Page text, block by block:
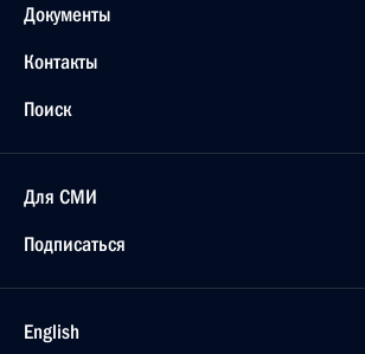
Документы
Контакты
Поиск
Для СМИ
Подписаться
English